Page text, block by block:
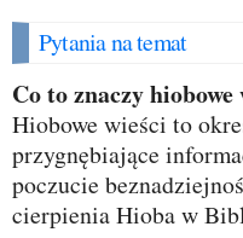
Pytania na temat
Co to znaczy
Hiobowe wieści to
przygnębiające
poczucie
cierpienia Hioba w